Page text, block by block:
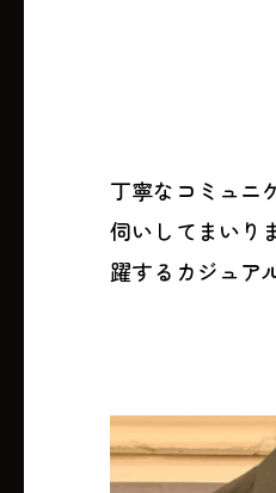
丁寧なコミュニ
伺いしてまいり
躍するカジュア